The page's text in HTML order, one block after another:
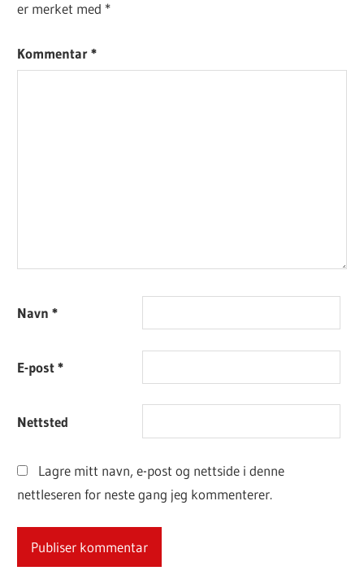
er merket med *
Kommentar*
Navn*
E-post*
Nettsted
Lagre mitt navn, e-post og nettside i denne
nettleseren for neste gang jeg kommenterer.